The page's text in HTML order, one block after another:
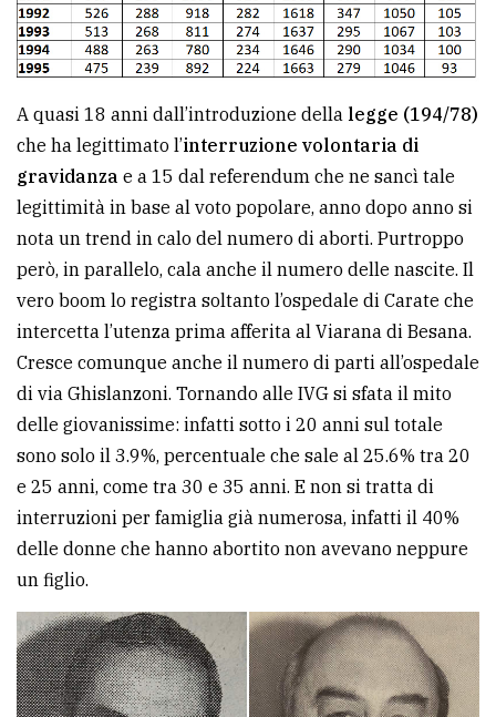
A quasi 18 anni dall’introduzione della legge (194/78)
che ha legittimato l’interruzione volontaria di
gravidanza e a 15 dal referendum che ne sancì tale
legittimità in base al voto popolare, anno dopo anno si
nota un trend in calo del numero di aborti. Purtroppo
però, in parallelo, cala anche il numero delle nascite. Il
vero boom lo registra soltanto l’ospedale di Carate che
intercetta l’utenza prima afferita al Viarana di Besana.
Cresce comunque anche il numero di parti all’ospedale
di via Ghislanzoni. Tornando alle IVG si sfata il mito
delle giovanissime: infatti sotto i 20 anni sul totale
sono solo il 3.9%, percentuale che sale al 25.6% tra 20
e 25 anni, come tra 30 e 35 anni. E non si tratta di
interruzioni per famiglia già numerosa, infatti il 40%
delle donne che hanno abortito non avevano neppure
un figlio.